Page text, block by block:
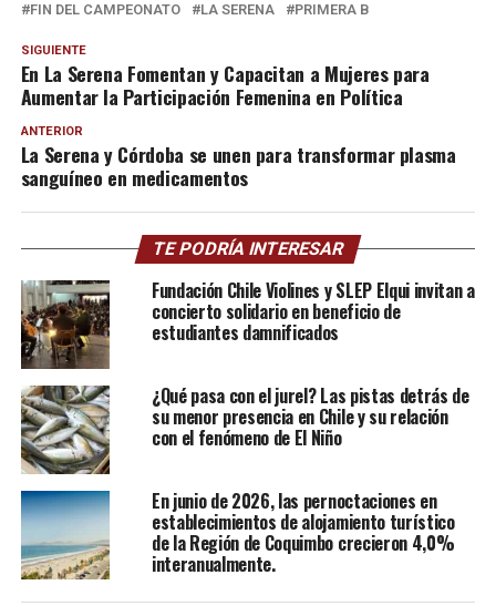
FIN DEL CAMPEONATO
LA SERENA PRIMERA B
SIGUIENTE
En La Serena Fomentan y Capacitan a Mujeres para
Aumentar la Participación Femenina en Política
ANTERIOR
La Serena y Córdoba se unen para transformar plasma
sanguíneo en medicamentos
TE PODRÍA INTERESAR
Fundación Chile Violines y SLEP Elqui invitan a
concierto solidario en beneficio de
estudiantes damnificados
¿Qué pasa con el jurel? Las pistas detrás de
su menor presencia en Chile y su relación
con el fenómeno de El Niño
En junio de 2026, las pernoctaciones en
establecimientos de alojamiento turístico
de la Región de Coquimbo crecieron 4,0%
interanualmente.